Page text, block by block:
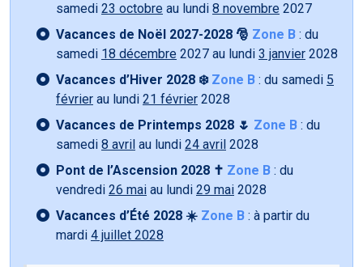
samedi 23 octobre au lundi 8 novembre 2027
Vacances de Noël 2027-2028 🎅 Zone B : du
samedi 18 décembre 2027 au lundi 3 janvier 2028
Vacances d’Hiver 2028 ❄️ Zone B : du samedi 5
février au lundi 21 février 2028
Vacances de Printemps 2028 🌷 Zone B : du
samedi 8 avril au lundi 24 avril 2028
Pont de l’Ascension 2028 ✝️ Zone B : du
vendredi 26 mai au lundi 29 mai 2028
Vacances d’Été 2028 ☀️ Zone B : à partir du
mardi 4 juillet 2028